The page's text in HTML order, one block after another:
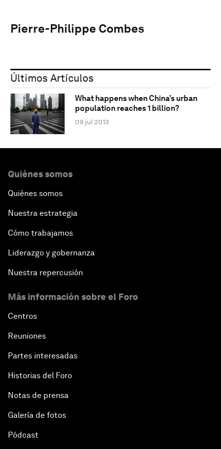
Pierre-Philippe Combes
Últimos Artículos
What happens when China’s urban
population reaches 1 billion?
09 jul 2013
Quiénes somos
Quiénes somos
Nuestra estrategia
Cómo trabajamos
Liderazgo y gobernanza
Nuestra repercusión
Más información sobre el Foro
Centros
Reuniones
Partes interesadas
Historias del Foro
Notas de prensa
Galería de fotos
Pódcast